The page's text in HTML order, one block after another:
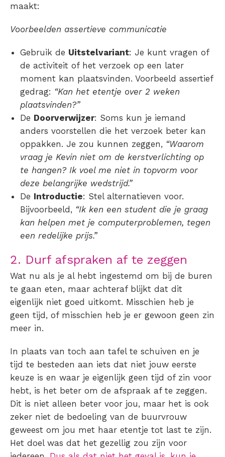
maakt:
Voorbeelden assertieve communicatie
Gebruik de Uitstelvariant: Je kunt vragen of
de activiteit of het verzoek op een later
moment kan plaatsvinden. Voorbeeld assertief
gedrag: “Kan het etentje over 2 weken
plaatsvinden?”
De Doorverwijzer: Soms kun je iemand
anders voorstellen die het verzoek beter kan
oppakken. Je zou kunnen zeggen, “Waarom
vraag je Kevin niet om de kerstverlichting op
te hangen? Ik voel me niet in topvorm voor
deze belangrijke wedstrijd.”
De Introductie: Stel alternatieven voor.
Bijvoorbeeld, “Ik ken een student die je graag
kan helpen met je computerproblemen, tegen
een redelijke prijs.”
2. Durf afspraken af te zeggen
Wat nu als je al hebt ingestemd om bij de buren
te gaan eten, maar achteraf blijkt dat dit
eigenlijk niet goed uitkomt. Misschien heb je
geen tijd, of misschien heb je er gewoon geen zin
meer in.
In plaats van toch aan tafel te schuiven en je
tijd te besteden aan iets dat niet jouw eerste
keuze is en waar je eigenlijk geen tijd of zin voor
hebt, is het beter om de afspraak af te zeggen.
Dit is niet alleen beter voor jou, maar het is ook
zeker niet de bedoeling van de buurvrouw
geweest om jou met haar etentje tot last te zijn.
Het doel was dat het gezellig zou zijn voor